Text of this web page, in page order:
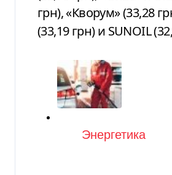
грн), «Кворум» (33,28
(33,19 грн) и SUNOIL
Категория
Энергетика